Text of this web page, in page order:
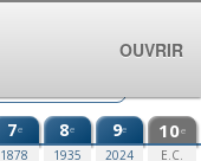
7e
1878
8e
1935
9e
2024
10e
E.C.
OUVRIR